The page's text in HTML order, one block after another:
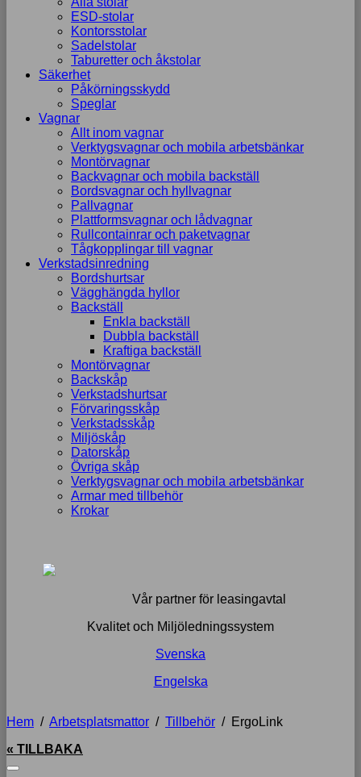
ESD-stolar
Kontorsstolar
Sadelstolar
Taburetter och åkstolar
Säkerhet
Påkörningsskydd
Speglar
Vagnar
Allt inom vagnar
Verktygsvagnar och mobila arbetsbänkar
Montörvagnar
Backvagnar och mobila backställ
Bordsvagnar och hyllvagnar
Pallvagnar
Plattformsvagnar och lådvagnar
Rullcontainrar och paketvagnar
Tågkopplingar till vagnar
Verkstadsinredning
Bordshurtsar
Vägghängda hyllor
Backställ
Enkla backställ
Dubbla backställ
Kraftiga backställ
Montörvagnar
Backskåp
Verkstadshurtsar
Förvaringsskåp
Verkstadsskåp
Miljöskåp
Datorskåp
Övriga skåp
Verktygsvagnar och mobila arbetsbänkar
Armar med tillbehör
Krokar
Vår partner för leasingavtal
Kvalitet och Miljöledningssystem
Svenska
Engelska
Hem / Arbetsplatsmattor / Tillbehör / ErgoLink
« TILLBAKA